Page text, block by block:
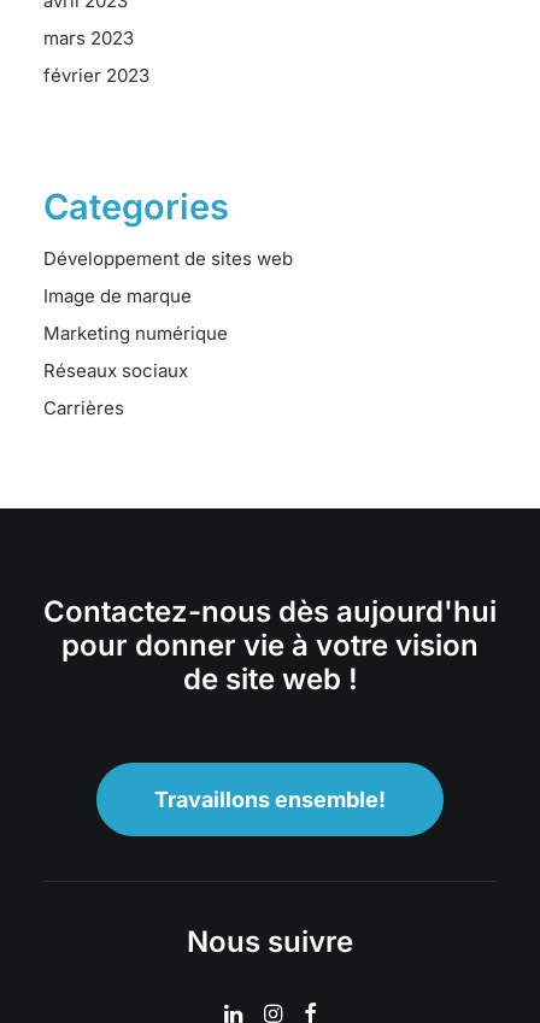
mars 2023
février 2023
Categories
Développement de sites web
Image de marque
Marketing numérique
Réseaux sociaux
Carrières
Contactez-nous dès aujourd'hui
pour donner vie à votre vision
de site web !
Travaillons ensemble!
Nous suivre